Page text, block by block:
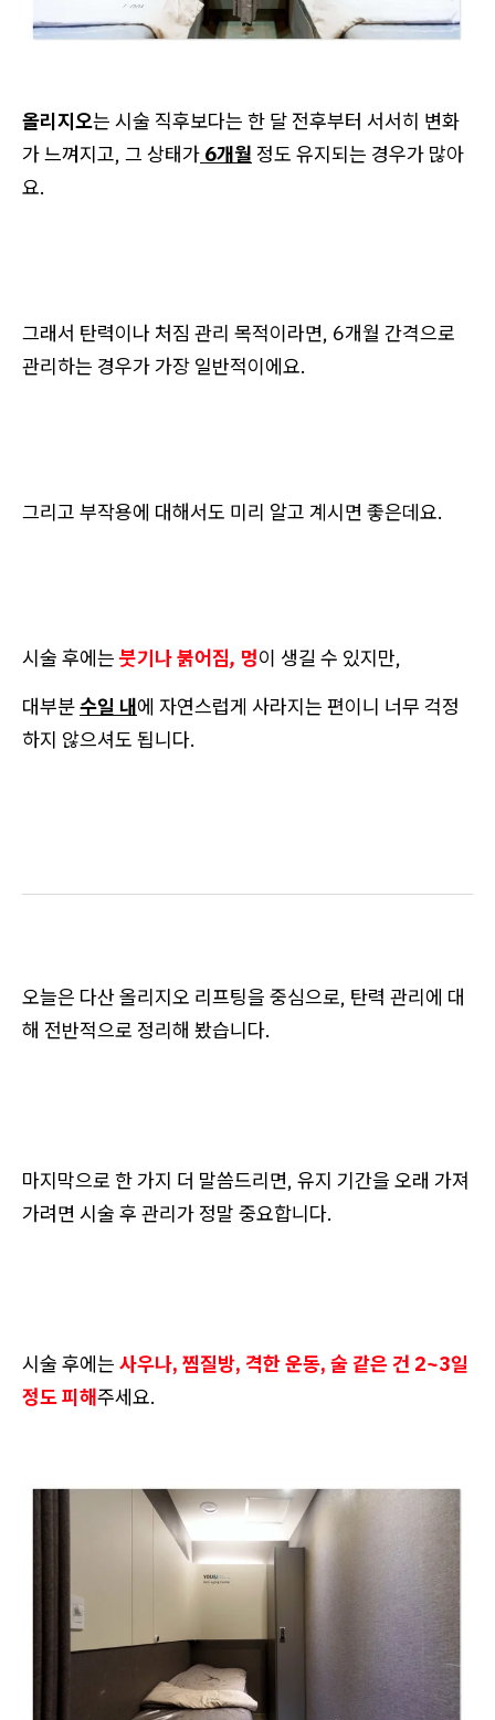
올리지오는 시술 직후보다는 한 달 전후부터 서서히 변화
가 느껴지고, 그 상태가 6개월 정도 유지되는 경우가 많아
요.
그래서 탄력이나 처짐 관리 목적이라면, 6개월 간격으로
관리하는 경우가 가장 일반적이에요.
그리고 부작용에 대해서도 미리 알고 계시면 좋은데요.
시술 후에는붓기나 붉어짐, 멍이 생길 수 있지만,
대부분수일 내에 자연스럽게 사라지는 편이니 너무 걱정
하지 않으셔도 됩니다.
오늘은 다산 올리지오 리프팅을 중심으로, 탄력 관리에 대
해 전반적으로 정리해 봤습니다.
마지막으로 한 가지 더 말씀드리면, 유지 기간을 오래 가져
가려면 시술 후 관리가 정말 중요합니다.
시술 후에는 사우나, 찜질방, 격한 운동, 술 같은 건 2~3일
정도 피해주세요.